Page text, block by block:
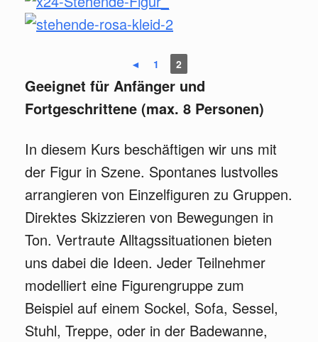
◄ 1 2
Geeignet für Anfänger und
Fortgeschrittene (max. 8 Personen)
In diesem Kurs beschäftigen wir uns mit
der Figur in Szene. Spontanes lustvolles
arrangieren von Einzelfiguren zu Gruppen.
Direktes Skizzieren von Bewegungen in
Ton. Vertraute Alltagssituationen bieten
uns dabei die Ideen. Jeder Teilnehmer
modelliert eine Figurengruppe zum
Beispiel auf einem Sockel, Sofa, Sessel,
Stuhl, Treppe, oder in der Badewanne,